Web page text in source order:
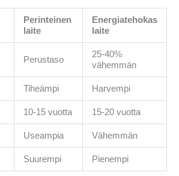
Perinteinen
laite
Energiatehokas
laite
Perustaso
25-40%
vähemmän
Tiheämpi Harvempi
10-15 vuotta 15-20 vuotta
Useampia Vähemmän
Suurempi Pienempi